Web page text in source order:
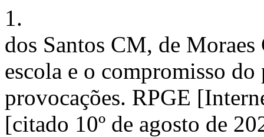
1.
dos Santos CM, de
escola e o compromisso
provocações. RPGE
[citado 10º de agosto de